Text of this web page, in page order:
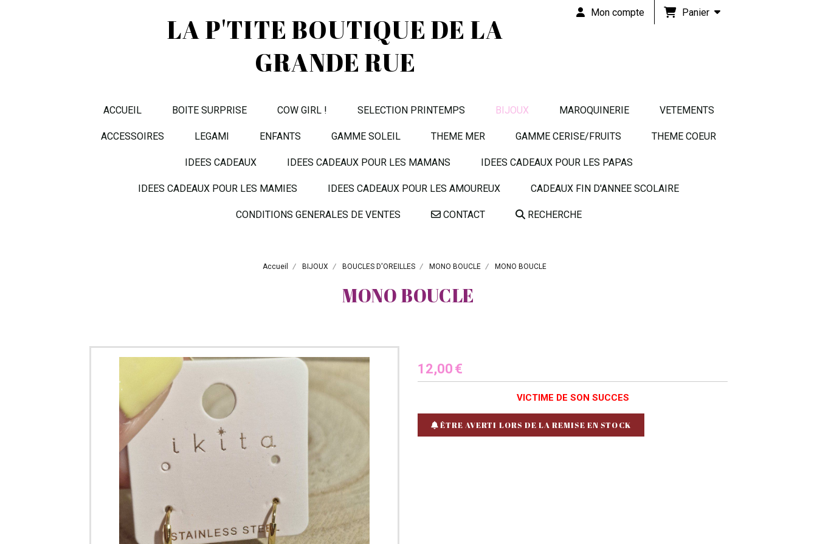
LA P'TITE BOUTIQUE DE LA
GRANDE RUE
Mon compte Panier
ACCUEIL BOITE SURPRISE COW GIRL ! SELECTION PRINTEMPS BIJOUX MAROQUINERIE VETEMENTS
ACCESSOIRES LEGAMI ENFANTS GAMME SOLEIL THEME MER GAMME CERISE/FRUITS THEME COEUR
IDEES CADEAUX IDEES CADEAUX POUR LES MAMANS IDEES CADEAUX POUR LES PAPAS
IDEES CADEAUX POUR LES MAMIES IDEES CADEAUX POUR LES AMOUREUX CADEAUX FIN D'ANNEE SCOLAIRE
CONDITIONS GENERALES DE VENTES CONTACT RECHERCHE
Accueil BIJOUX BOUCLES D'OREILLES MONO BOUCLE MONO BOUCLE
MONO BOUCLE
12,00 €
VICTIME DE SON SUCCES
ÊTRE AVERTI LORS DE LA REMISE EN STOCK